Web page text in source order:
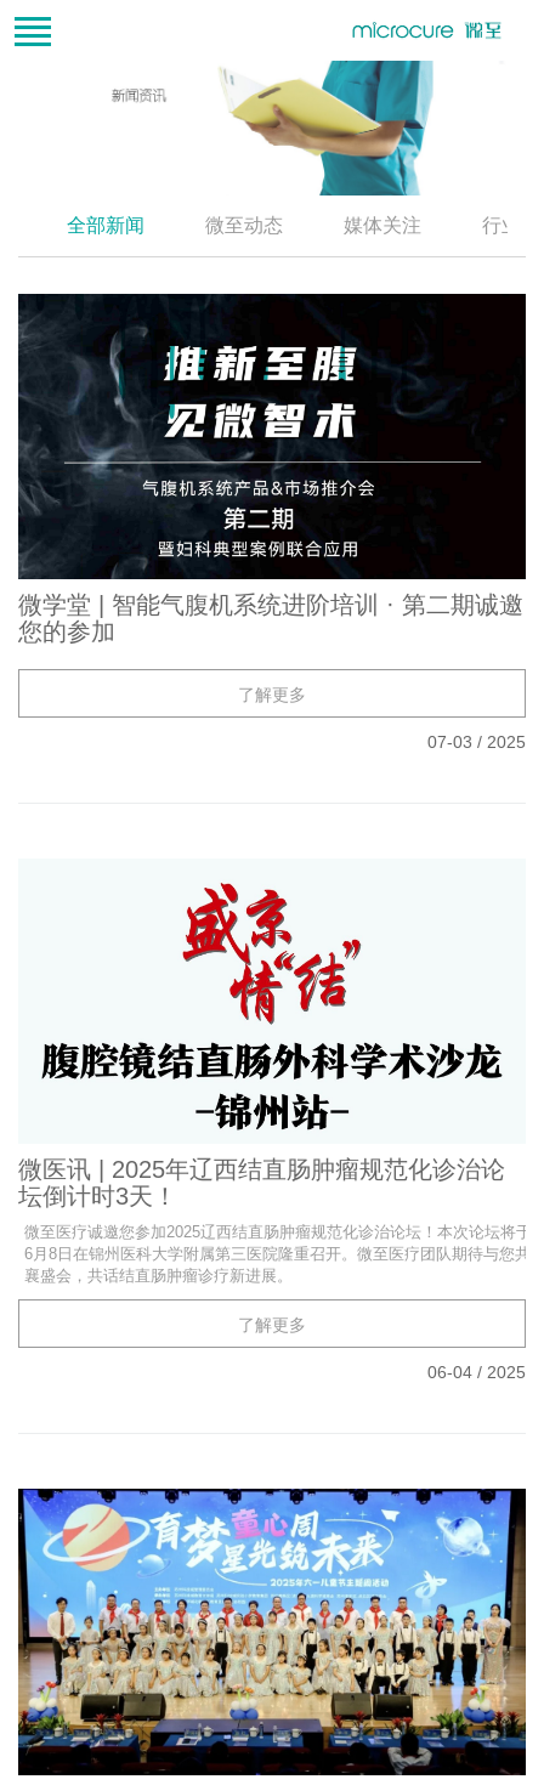
全部新闻 微至动态 媒体关注 行业资
微学堂 | 智能气腹机系统进阶培训 · 第二期诚邀
您的参加
了解更多
07-03 / 2025
微医讯 | 2025年辽西结直肠肿瘤规范化诊治论
坛倒计时3天！
微至医疗诚邀您参加2025辽西结直肠肿瘤规范化诊治论坛！本次论坛将于
6月8日在锦州医科大学附属第三医院隆重召开。微至医疗团队期待与您共
襄盛会，共话结直肠肿瘤诊疗新进展。
了解更多
06-04 / 2025